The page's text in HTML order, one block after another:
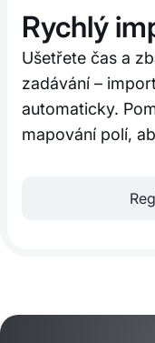
Rychlý
Ušetřete čas a
zadávání –
automaticky.
mapování polí,